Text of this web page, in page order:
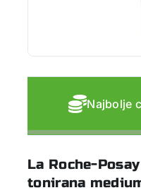
Najbolje
La Roche-
tonirana